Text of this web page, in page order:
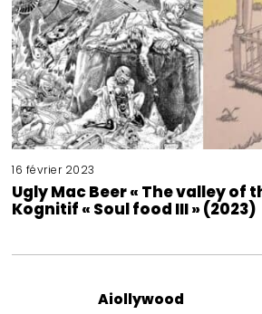
16 février 2023
Ugly Mac Beer « The valley of
Kognitif « Soul food III » (2023)
Aiollywood